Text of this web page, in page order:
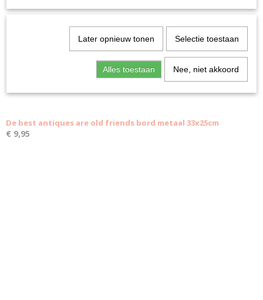
De best antiques are old friends bord metaal 33x25cm
€ 9,95
Later opnieuw tonen Selectie toestaan
Alles toestaan Nee, niet akkoord